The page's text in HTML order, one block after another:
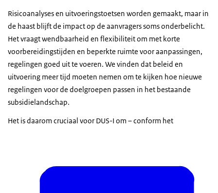
Risicoanalyses en uitvoeringstoetsen worden gemaakt, maar in
de haast blijft de impact op de aanvragers soms onderbelicht.
Het vraagt wendbaarheid en flexibiliteit om met korte
voorbereidingstijden en beperkte ruimte voor aanpassingen,
regelingen goed uit te voeren. We vinden dat beleid en
uitvoering meer tijd moeten nemen om te kijken hoe nieuwe
regelingen voor de doelgroepen passen in het bestaande
subsidielandschap.
Het is daarom cruciaal voor DUS-I om – conform het